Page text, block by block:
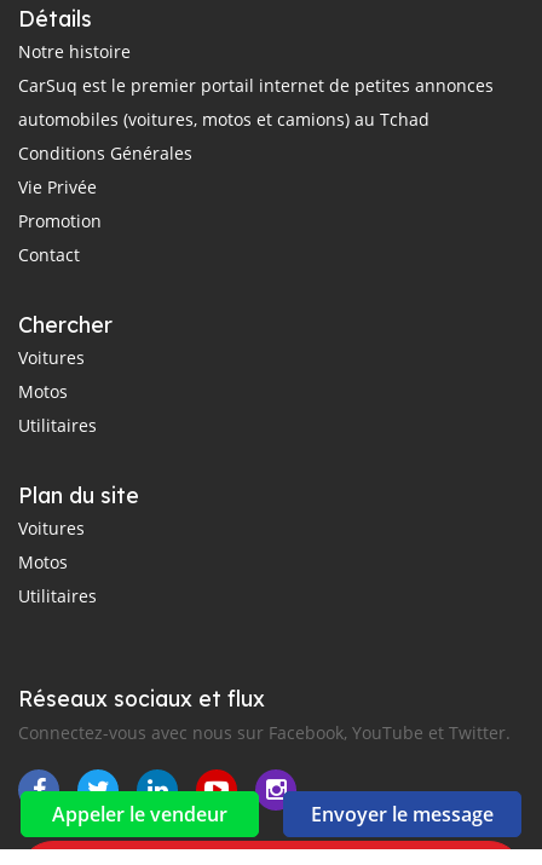
Appeler le vendeur Envoyer le message
Détails
Notre histoire
CarSuq est le premier portail internet de petites annonces
automobiles (voitures, motos et camions) au Tchad
Conditions Générales
Vie Privée
Promotion
Contact
Chercher
Voitures
Motos
Utilitaires
Plan du site
Voitures
Motos
Utilitaires
Réseaux sociaux et flux
Connectez-vous avec nous sur Facebook, YouTube et Twitter.